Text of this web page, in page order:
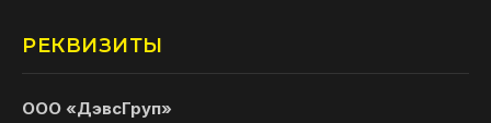
РЕКВИЗИТЫ
ООО «ДэвсГруп»